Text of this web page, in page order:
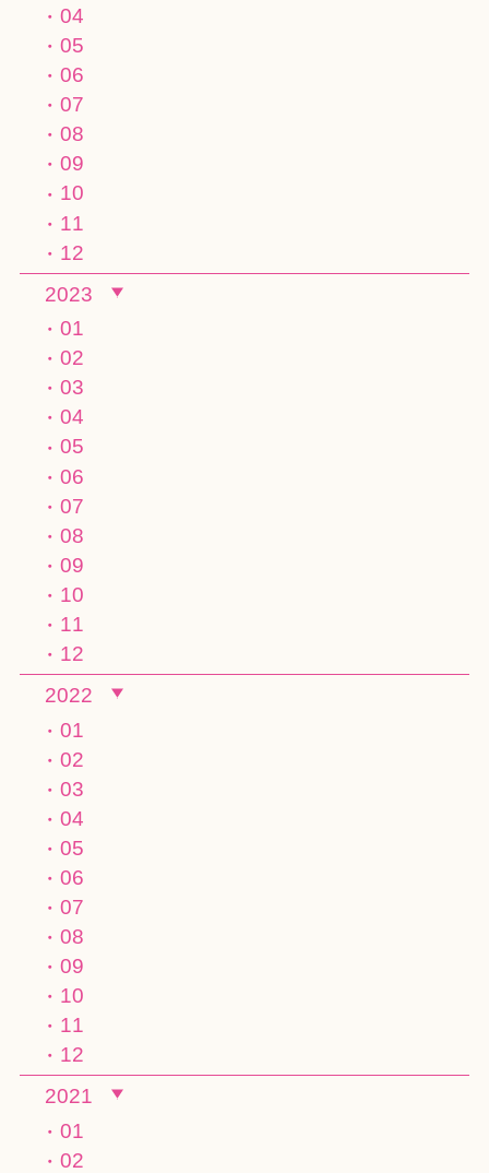
04
05
06
07
08
09
10
11
12
2023
01
02
03
04
05
06
07
08
09
10
11
12
2022
01
02
03
04
05
06
07
08
09
10
11
12
2021
01
02